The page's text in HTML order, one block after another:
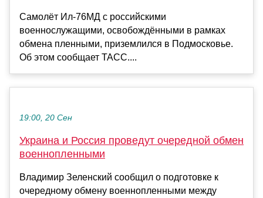
Самолёт Ил-76МД с российскими
военнослужащими, освобождёнными в рамках
обмена пленными, приземлился в Подмосковье.
Об этом сообщает ТАСС....
19:00, 20 Сен
Украина и Россия проведут очередной обмен
военнопленными
Владимир Зеленский сообщил о подготовке к
очередному обмену военнопленными между